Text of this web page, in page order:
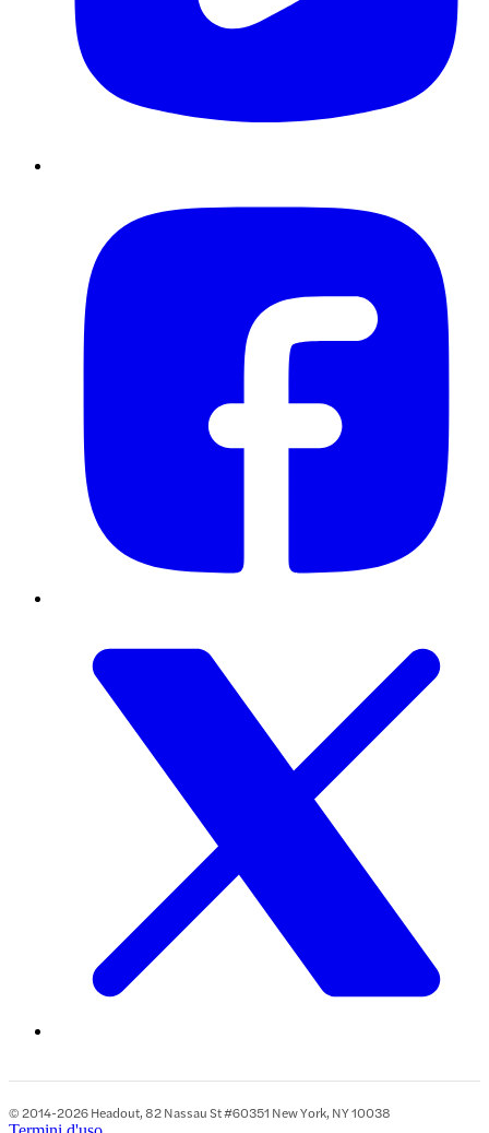
© 2014-2026 Headout, 82 Nassau St #60351 New York, NY 10038